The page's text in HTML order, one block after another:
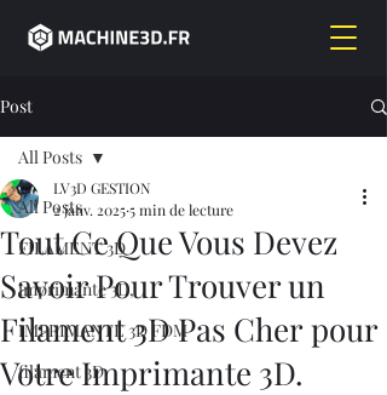
Post
All Posts
FILAMENT 3D
imprimante 3D,
IMPRIMANTE 3D FDM
filament 3D,
All Posts
Tout Ce Que Vous Devez
Savoir Pour Trouver un
Filament 3D Pas Cher pour
Votre Imprimante 3D.
LV3D GESTION
2 janv. 20255 min de lecture